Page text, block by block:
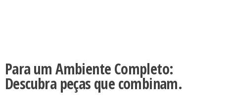
Para um Ambiente Completo:
Descubra peças que combinam.